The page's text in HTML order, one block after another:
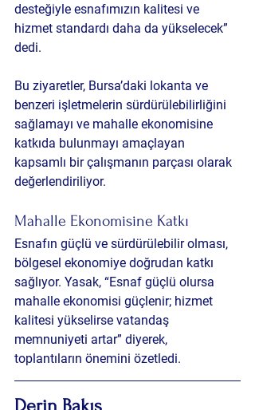
desteğiyle esnafımızın kalitesi ve
hizmet standardı daha da yükselecek”
dedi.
Bu ziyaretler, Bursa’daki lokanta ve
benzeri işletmelerin sürdürülebilirliğini
sağlamayı ve mahalle ekonomisine
katkıda bulunmayı amaçlayan
kapsamlı bir çalışmanın parçası olarak
değerlendiriliyor.
Mahalle Ekonomisine Katkı
Esnafın güçlü ve sürdürülebilir olması,
bölgesel ekonomiye doğrudan katkı
sağlıyor. Yasak, “Esnaf güçlü olursa
mahalle ekonomisi güçlenir; hizmet
kalitesi yükselirse vatandaş
memnuniyeti artar” diyerek,
toplantıların önemini özetledi.
Derin Bakış